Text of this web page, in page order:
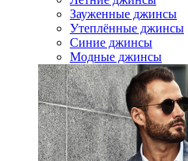
Зауженные джинсы
Утеплённые джинсы
Синие джинсы
Модные джинсы